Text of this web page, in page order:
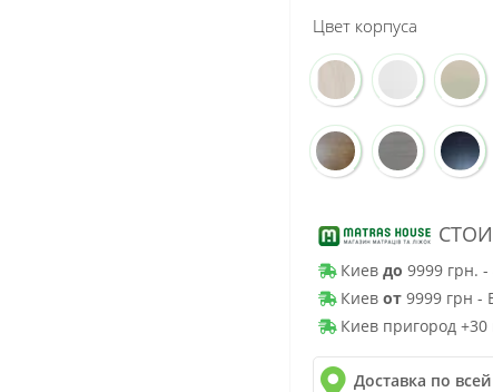
Цвет корпуса
Киев до 9999 грн. -
Киев от9999 грн -
Киев пригород +30
Доставка по